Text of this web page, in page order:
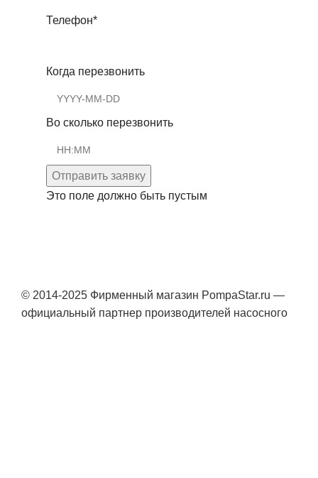
Телефон*
Когда перезвонить
Во сколько перезвонить
Отправить заявку
Это поле должно быть пустым
© 2014-2025 Фирменный магазин PompaStar.ru —
официальный партнер производителей насосного